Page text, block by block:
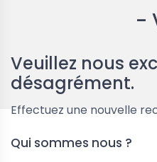
-
Veuillez nous
désagrément.
Effectuez une nouvelle
Qui sommes nous ?